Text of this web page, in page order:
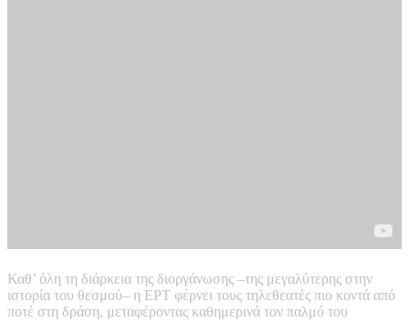
Καθ’ όλη τη διάρκεια της διοργάνωσης –της μεγαλύτερης στην
ιστορία του θεσμού– η ΕΡΤ φέρνει τους τηλεθεατές πιο κοντά από
ποτέ στη δράση, μεταφέροντας καθημερινά τον παλμό του